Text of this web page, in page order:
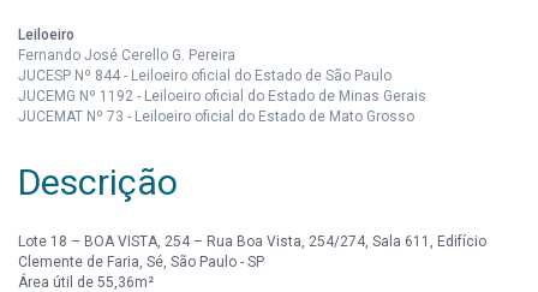
Leiloeiro
Fernando José Cerello G. Pereira
JUCESP Nº 844 - Leiloeiro oficial do Estado de São Paulo
JUCEMG Nº 1192 - Leiloeiro oficial do Estado de Minas Gerais
JUCEMAT Nº 73 - Leiloeiro oficial do Estado de Mato Grosso
Descrição
Lote 18 – BOA VISTA, 254 – Rua Boa Vista, 254/274, Sala 611, Edifício
Clemente de Faria, Sé, São Paulo - SP
Área útil de 55,36m²